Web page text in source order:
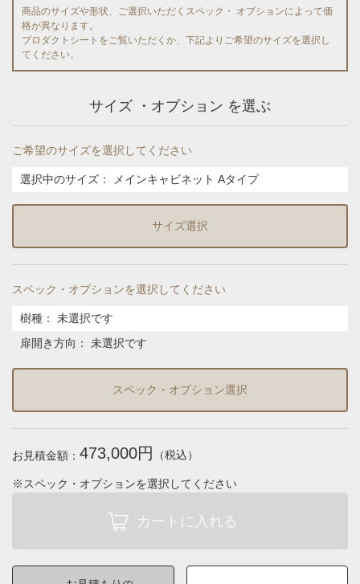
商品のサイズや形状、ご選択いただくスペック・ オプションによって価
格が異なります。
プロダクトシートをご覧いただくか、下記よりご希望のサイズを選択し
てください。
サイズ ・オプション を選ぶ
ご希望のサイズを選択してください
選択中のサイズ： メインキャビネット Aタイプ
サイズ選択
スペック・オプションを選択してください
樹種 ：
未選択です
扉開き方向 ： 未選択です
スペック・オプション選択
お見積金額： 473,000円 （税込）
※スペック・オプションを選択してください